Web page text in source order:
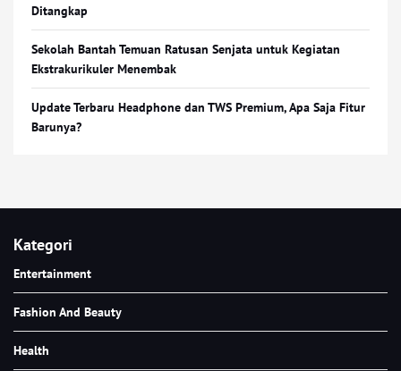
Ditangkap
Sekolah Bantah Temuan Ratusan Senjata untuk Kegiatan
Ekstrakurikuler Menembak
Update Terbaru Headphone dan TWS Premium, Apa Saja Fitur
Barunya?
Kategori
Entertainment
Fashion And Beauty
Health